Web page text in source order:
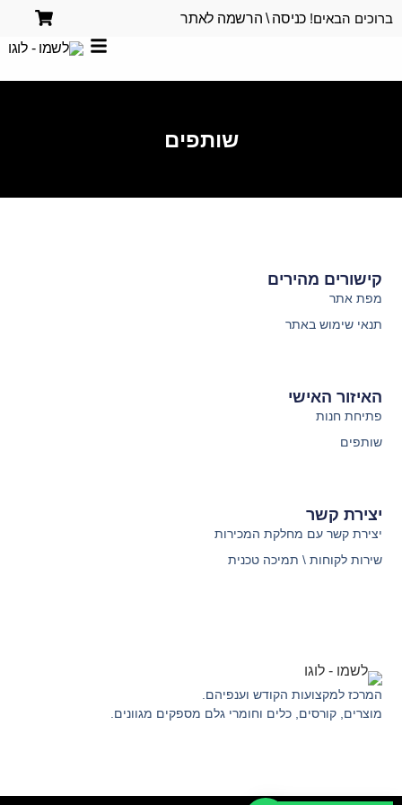
ברוכים הבאים! כניסה \ הרשמה לאתר
שותפים
המרכז למקצועות הקודש וענפיהם.
מוצרים, קורסים, כלים וחומרי גלם מספקים מגוונים.
האיזור האישי
פתיחת חנות
שותפים
קישורים מהירים
מפת אתר
תנאי שימוש באתר
יצירת קשר
יצירת קשר עם מחלקת המכירות
שירות לקוחות \ תמיכה טכנית